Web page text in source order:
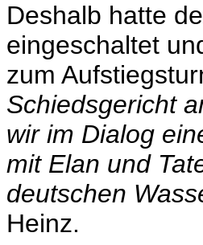
Deshalb hatte
eingeschaltet
zum
Schiedsgericht
wir im Dialog
mit Elan und
deutschen
Heinz.